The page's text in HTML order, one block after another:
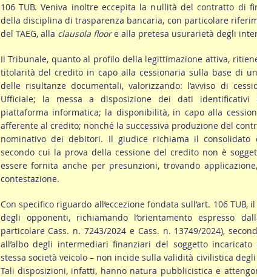
106 TUB. Veniva inoltre eccepita la nullità del contratto di
della disciplina di trasparenza bancaria, con particolare
del TAEG, alla clausola floore alla pretesa usurarietà degli
Il Tribunale, quanto al profilo della legittimazione attiva,
titolarità del credito in capo alla cessionaria sulla base di
delle risultanze documentali, valorizzando: l’avviso di
Ufficiale; la messa a disposizione dei dati
piattaforma informatica; la disponibilità, in capo alla
afferente al credito; nonché la successiva produzione del
nominativo dei debitori. Il giudice richiama il consolidato
secondo cui la prova della cessione del credito non è
essere fornita anche per presunzioni, trovando
contestazione.
Con specifico riguardo all’eccezione fondata sull’art. 106
degli opponenti, richiamando l’orientamento espresso
particolare Cass. n. 7243/2024 e Cass. n. 13749/2024),
all’albo degli intermediari finanziari del soggetto
stessa società veicolo – non incide sulla validità civilistica
Tali disposizioni, infatti, hanno natura pubblicistica e